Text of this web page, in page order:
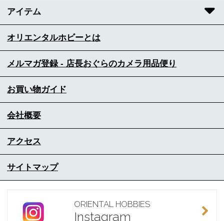
アイテム
オリエンタルホビーとは
メルマガ登録 - 店長おぐらのカメラ用品便り
お買い物ガイド
会社概要
アクセス
サイトマップ
ORIENTAL HOBBIES
Instagram